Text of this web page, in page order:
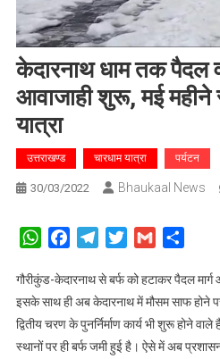
केदारनाथ धाम तक पैदल
आवाजाही शुरू, मई महीने
यात्रा
उत्तराखण्ड चारधाम यात्रा पर्यटन
30/03/2022 Bhaukaal News
WhatsAppFacebookTelegramTwitterGmail
गौरीकुंड-केदारनाथ से बर्फ को हटाकर पैदल मार्ग
इसके साथ ही अब केदारनाथ में मौसम साफ होने
द्वितीय चरण के पुनर्निर्माण कार्य भी शुरू होने
स्थानों पर ही बर्फ जमी हुई है। ऐसे में अब